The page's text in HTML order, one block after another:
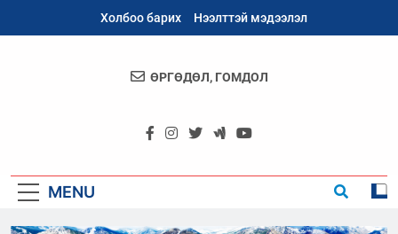
Холбоо барих Нээлттэй мэдээлэл
Архангай
ӨРГӨДӨЛ, ГОМДОЛ
MENU